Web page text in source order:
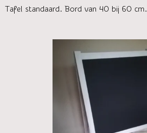
Tafel standaard. Bord van 40 bij 60 cm.